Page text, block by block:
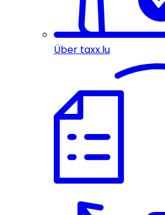
Über taxx.lu